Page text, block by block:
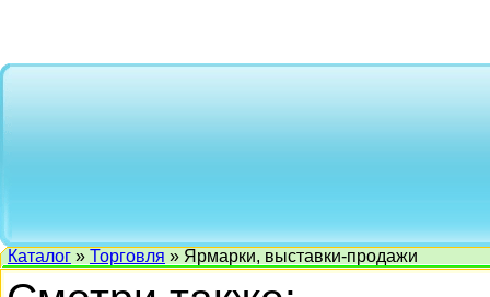
Каталог » Торговля » Ярмарки, выставки-продажи